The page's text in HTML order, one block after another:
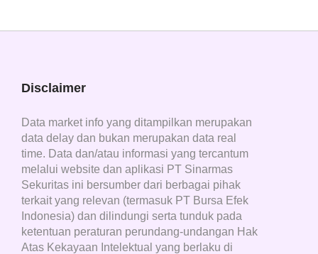
Disclaimer
Data market info yang ditampilkan merupakan
data delay dan bukan merupakan data real
time. Data dan/atau informasi yang tercantum
melalui website dan aplikasi PT Sinarmas
Sekuritas ini bersumber dari berbagai pihak
terkait yang relevan (termasuk PT Bursa Efek
Indonesia) dan dilindungi serta tunduk pada
ketentuan peraturan perundang-undangan Hak
Atas Kekayaan Intelektual yang berlaku di